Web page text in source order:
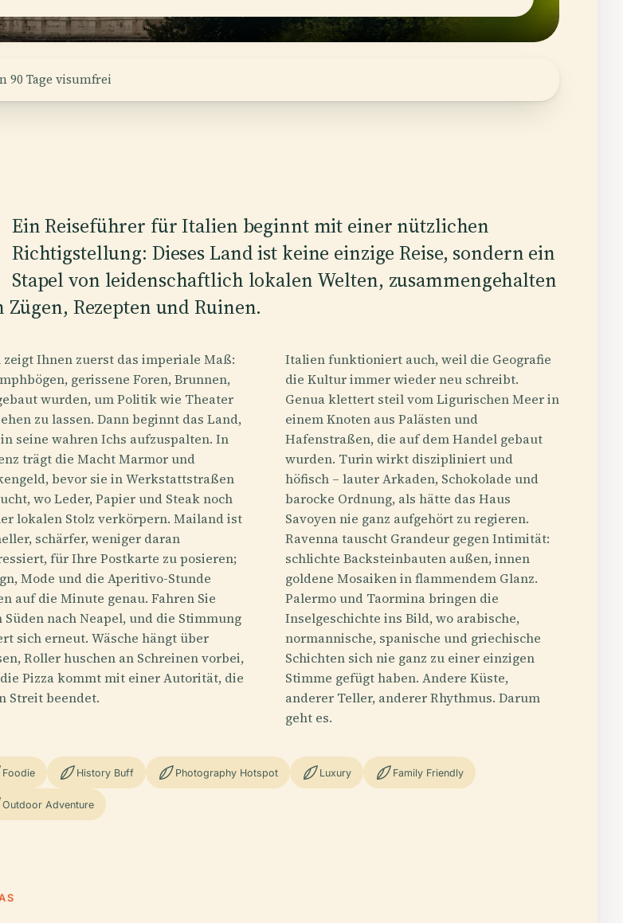
90 Tage visumfrei
Ein Reiseführer für Italien beginnt mit einer nützlichen
Richtigstellung: Dieses Land ist keine einzige Reise, sondern ein
Stapel von leidenschaftlich lokalen Welten, zusammengehalten
Zügen, Rezepten und Ruinen.
zeigt Ihnen zuerst das imperiale Maß:
gerissene Foren, Brunnen,
wurden, um Politik wie Theater
zu lassen. Dann beginnt das Land,
seine wahren Ichs aufzuspalten. In
trägt die Macht Marmor und
bevor sie in Werkstattstraßen
wo Leder, Papier und Steak noch
lokalen Stolz verkörpern. Mailand ist
schärfer, weniger daran
für Ihre Postkarte zu posieren;
Mode und die Aperitivo-Stunde
auf die Minute genau. Fahren Sie
Süden nach Neapel, und die Stimmung
sich erneut. Wäsche hängt über
Roller huschen an Schreinen vorbei,
Pizza kommt mit einer Autorität, die
Streit beendet.
Italien funktioniert auch, weil die Geografie
die Kultur immer wieder neu schreibt.
Genua klettert steil vom Ligurischen Meer in
einem Knoten aus Palästen und
Hafenstraßen, die auf dem Handel gebaut
wurden. Turin wirkt diszipliniert und
höfisch – lauter Arkaden, Schokolade und
barocke Ordnung, als hätte das Haus
Savoyen nie ganz aufgehört zu regieren.
Ravenna tauscht Grandeur gegen Intimität:
schlichte Backsteinbauten außen, innen
goldene Mosaiken in flammendem Glanz.
Palermo und Taormina bringen die
Inselgeschichte ins Bild, wo arabische,
normannische, spanische und griechische
Schichten sich nie ganz zu einer einzigen
Stimme gefügt haben. Andere Küste,
anderer Teller, anderer Rhythmus. Darum
geht es.
Foodie History Buff Photography Hotspot Luxury Family Friendly
Outdoor Adventure